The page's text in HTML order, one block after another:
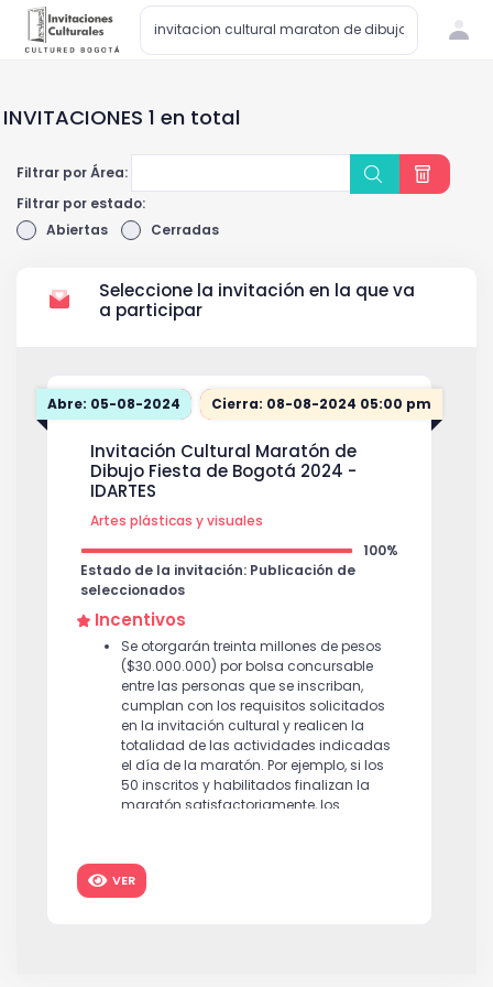
INVITACIONES 1 en total
Filtrar por Área:
Filtrar por estado:
Abiertas
Cerradas
Seleccione la invitación en la que va
a participar
Abre: 05-08-2024 Cierra: 08-08-2024 05:00 pm
Invitación Cultural Maratón de
Dibujo Fiesta de Bogotá 2024 -
IDARTES
Artes plásticas y visuales
100%
Estado de la invitación: Publicación de
seleccionados
Incentivos
Se otorgarán treinta millones de pesos
($30.000.000) por bolsa concursable
entre las personas que se inscriban,
cumplan con los requisitos solicitados
en la invitación cultural y realicen la
totalidad de las actividades indicadas
el día de la maratón. Por ejemplo, si los
50 inscritos y habilitados finalizan la
maratón satisfactoriamente, los
personas correspondiéndole a cada
uno $600.000 (Seiscientos Mil Pesos
M/Cte.). Si 40 personas logran terminar
VER